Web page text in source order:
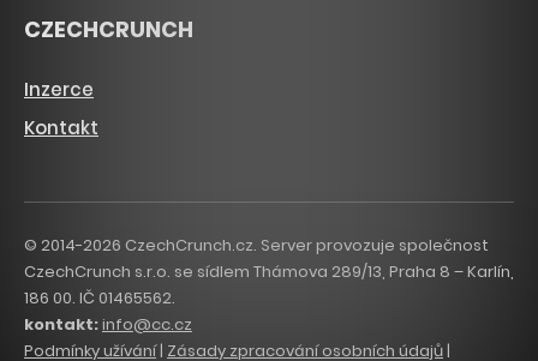
CZECHCRUNCH
Inzerce
Kontakt
© 2014-2026 CzechCrunch.cz. Server provozuje společnost
CzechCrunch s.r.o. se sídlem Thámova 289/13, Praha 8 – Karlín,
186 00. IČ 01465562.
kontakt:info@cc.cz
Podmínky užívání| Zásady zpracování osobních údajů|